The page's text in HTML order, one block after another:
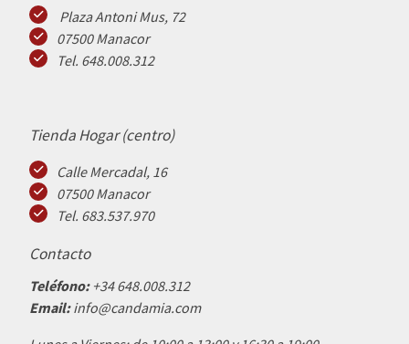
Plaza Antoni Mus, 72
07500 Manacor
Tel. 648.008.312
Tienda Hogar (centro)
Calle Mercadal, 16
07500 Manacor
Tel. 683.537.970
Contacto
Teléfono: +34 648.008.312
Email:info@candamia.com